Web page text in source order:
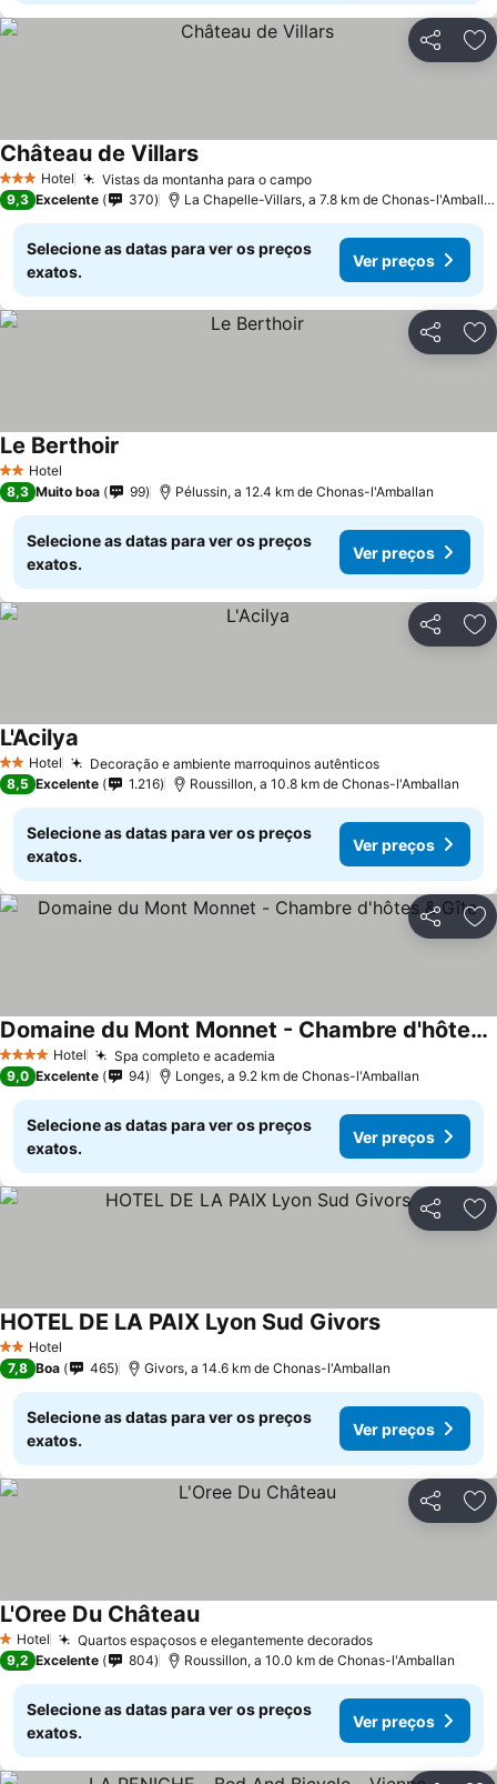
Partilhar
3 EstrelasHotel Vistas da montanha para o campoVer preços
Château de VillarsVer preços
9,3 Excelente 370 La Chapelle-Villars, a 7.8 km de Chonas-
Selecione as datas para ver os preços
exatos.
Ver preços
Partilhar
2 Estrelas
Hotel
Le Berthoir
8,3 Muito boa 99 Pélussin, a 12.4 km de Chonas-l'Amballan
Selecione as datas para ver os preços
exatos.
Ver preços
Partilhar
2 Estrelas
Hotel Decoração e ambiente marroquinos autênticosVer preços
L'Acilya
8,5 Excelente 1.216 Roussillon, a 10.8 km de Chonas-l'Amballan
Selecione as datas para ver os preços
exatos.
Ver preços
Partilhar
4 EstrelasHotel Spa completo e academia
Domaine du Mont Monnet - Chambre d'hôtes & Gîte
Ver preços
9,0 Excelente 94 Longes, a 9.2 km de Chonas-l'Amballan
Selecione as datas para ver os preços
exatos.
Ver preços
Partilhar
2 Estrelas
Hotel
HOTEL DE LA PAIX Lyon Sud GivorsVer preços
7,8 Boa 465 Givors, a 14.6 km de Chonas-l'Amballan
Selecione as datas para ver os preços
exatos.
Ver preços
Partilhar
1 Estrelas
Hotel Quartos espaçosos e elegantemente decoradosVer preços
L'Oree Du ChâteauVer preços
9,2 Excelente 804 Roussillon, a 10.0 km de Chonas-l'Amballan
Selecione as datas para ver os preços
exatos.
Ver preços